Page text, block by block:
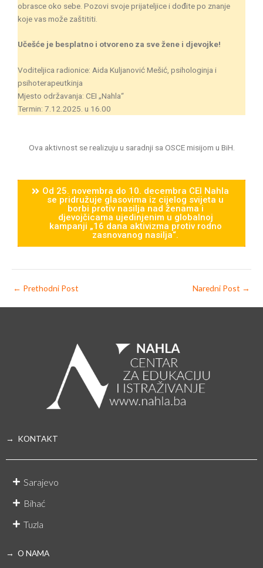
obrasce oko sebe. Pozovi svoje prijateljice i dođite po znanje
koje vas može zaštititi.
Učešće je besplatno i otvoreno za sve žene i djevojke!
Voditeljica radionice: Aida Kuljanović Mešić, psihologinja i
psihoterapeutkinja
Mjesto održavanja: CEI „Nahla“
Termin: 7.12.2025. u 16.00
Ova aktivnost se realizuju u saradnji sa OSCE misijom u BiH.
Od 25. novembra do 10. decembra CEI Nahla
se pridružuje glasovima iz cijelog svijeta u
borbi protiv nasilja nad ženama i
djevojčicama ujedinjenim u globalnoj
kampanji „16 dana aktivizma protiv rodno
zasnovanog nasilja“.
← Prethodni Post Naredni Post →
→ KONTAKT
Sarajevo
Bihać
Tuzla
→ O NAMA